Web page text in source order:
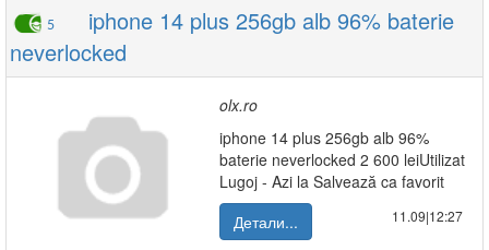
5
iphone 14 plus 256gb alb 96% baterie
neverlocked
olx.ro
iphone 14 plus 256gb alb 96%
baterie neverlocked 2 600 leiUtilizat
Lugoj - Azi la Salvează ca favorit
Детали...
11.09|12:27